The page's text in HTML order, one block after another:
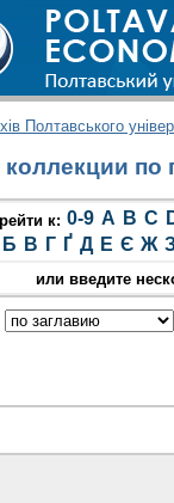
Полтавського
по
к: 0-9 A B C
Б В Г Ґ Д Е Є Ж
или введите